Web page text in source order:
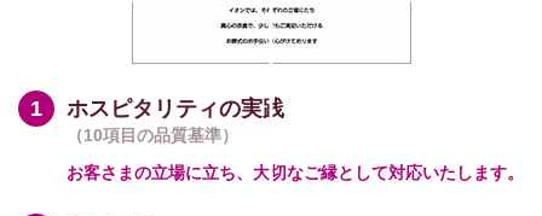
ホスピタリティの実践
（10項目の品質基準）
お客さまの立場に立ち、大切なご縁として対応いたします。